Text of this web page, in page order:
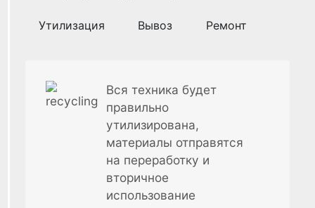
Утилизация Вывоз Ремонт
Вся техника будет
правильно
утилизирована,
материалы отправятся
на переработку и
вторичное
использование